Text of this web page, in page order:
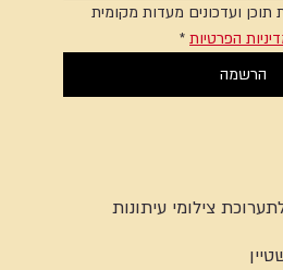
אני מאשר.ת קבלת תוכן ועדכונים מעדות מקומית
הפרטיות *
הרשמה
צילומי עיתונות